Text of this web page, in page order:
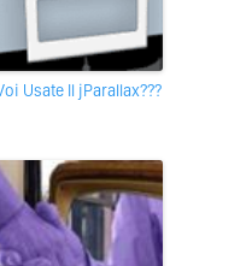
Voi Usate Il jParallax???